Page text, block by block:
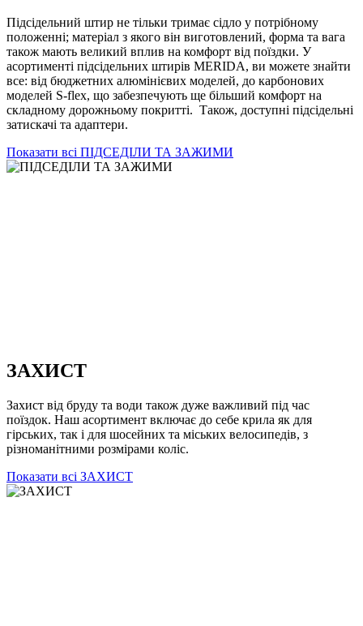
Підсідельний штир не тільки тримає сідло у потрібному
положенні; матеріал з якого він виготовлений, форма та вага
також мають великий вплив на комфорт від поїздки. У
асортименті підсідельних штирів MERIDA, ви можете знайти
все: від бюджетних алюмінієвих моделей, до карбонових
моделей S-flex, що забезпечують ще більший комфорт на
складному дорожньому покритті. Також, доступні підсідельні
затискачі та адаптери.
Показати всі ПІДСЕДІЛИ ТА ЗАЖИМИ
ЗАХИСТ
Захист від бруду та води також дуже важливий під час
поїздок. Наш асортимент включає до себе крила як для
гірських, так і для шосейних та міських велосипедів, з
різноманітними розмірами коліс.
Показати всі ЗАХИСТ